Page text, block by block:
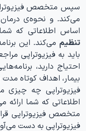
سپس متخصص
می‌کند. و نحوه‌ی
اساس اطلاعاتی که
تنظیم می‌کند. این
باید به فیزیوتراپی
احتیاج دارید،
بیمار، اهداف کوتاه
فیزیوتراپی چه چیزی
اطلاعاتی که شما ارائه
متخصص فیزیوتراپی
فیزیوتراپی به دست